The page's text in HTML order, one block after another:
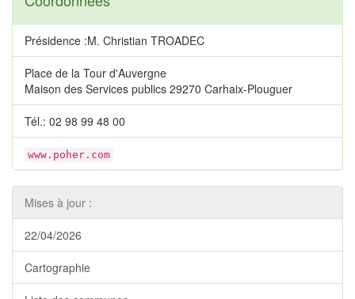
Présidence :M. Christian TROADEC
Place de la Tour d'Auvergne
Maison des Services publics 29270 Carhaix-Plouguer
Tél.: 02 98 99 48 00
www.poher.com
Mises à jour :
22/04/2026
Cartographie